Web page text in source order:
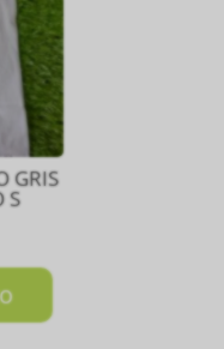
GRIS
S